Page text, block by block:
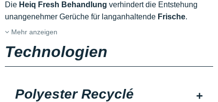
Die Heiq Fresh Behandlung verhindert die Entstehung
unangenehmer Gerüche für langanhaltende Frische.
Mehr anzeigen
Technologien
Polyester Recyclé